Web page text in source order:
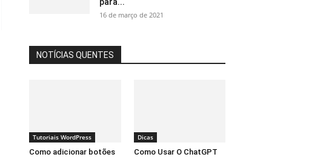
16 de março de 2021
NOTÍCIAS QUENTES
Tutoriais WordPress
Como adicionar botões
Dicas
Como Usar O ChatGPT